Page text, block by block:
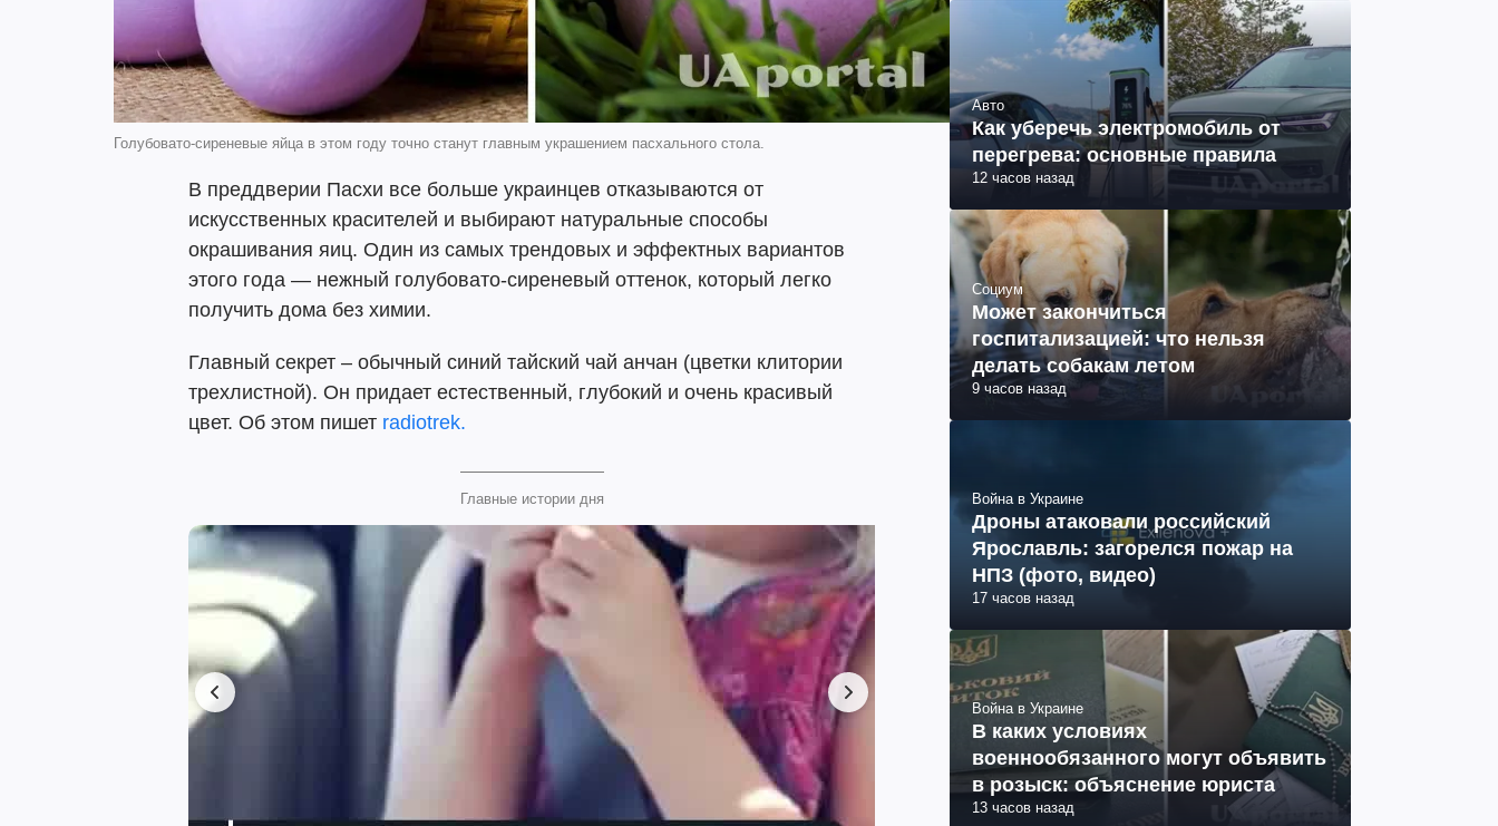
Голубовато-сиреневые яйца в этом году точно станут главным украшением пасхального стола.
В преддверии Пасхи все больше украинцев отказываются от
искусственных красителей и выбирают натуральные способы
окрашивания яиц. Один из самых трендовых и эффектных вариантов
этого года — нежный голубовато-сиреневый оттенок, который легко
получить дома без химии.
Главный секрет – обычный синий тайский чай анчан (цветки клитории
трехлистной). Он придает естественный, глубокий и очень красивый
цвет. Об этом пишет radiotrek.
Главные истории дня
Авто
Как уберечь электромобиль от
перегрева: основные правила
12 часов назад
Социум
Может закончиться
госпитализацией: что нельзя
делать собакам летом
9 часов назад
Война в Украине
Дроны атаковали российский
Ярославль: загорелся пожар на
НПЗ (фото, видео)
17 часов назад
Война в Украине
В каких условиях
военнообязанного могут объявить
в розыск: объяснение юриста
13 часов назад